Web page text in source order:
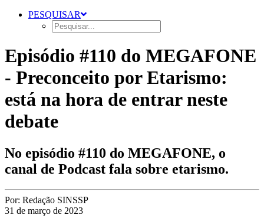
PESQUISAR
Episódio #110 do MEGAFONE
- Preconceito por Etarismo:
está na hora de entrar neste
debate
No episódio #110 do MEGAFONE, o
canal de Podcast fala sobre etarismo.
Por: Redação SINSSP
31 de março de 2023